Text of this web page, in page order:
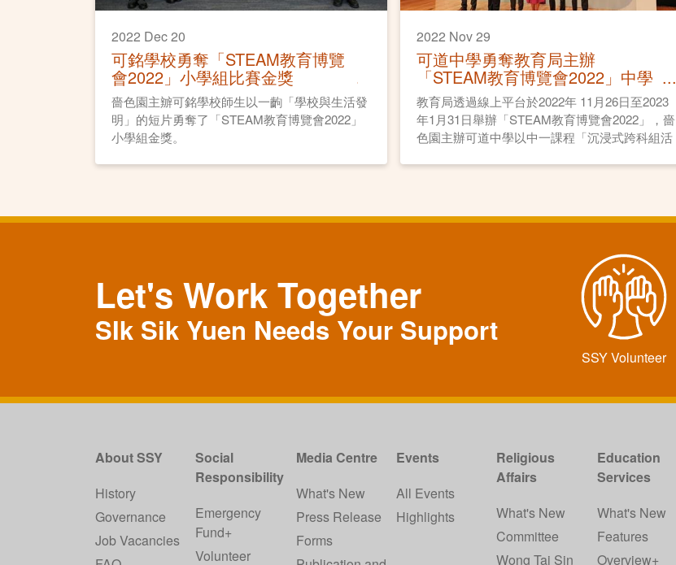
2022 Dec 20
可銘學校勇奪「STEAM教育博覽
會2022」小學組比賽金獎
嗇色園主辧可銘學校師生以一齣「學校與生活發
明」的短片勇奪了「STEAM教育博覽會2022」
小學組金獎。
2022 Nov 29
可道中學勇奪教育局主辦
「STEAM教育博覽會2022」中學
組比賽金獎
教育局透過線上平台於2022年 11月26日至2023
年1月31日舉辦「STEAM教育博覽會2022」，嗇
色園主辦可道中學以中一課程「沉浸式跨科組活
Let's Work Together
SIk Sik Yuen Needs Your Support
SSY Volunteer
About SSY
History
Governance
Job Vacancies
Social
Responsibility
Emergency
Fund+
Volunteer
Media Centre
What's New
Press Release
Forms
Events
All Events
Highlights
Religious
Affairs
What's New
Committee
Wong Tai Sin
Education
Services
What's New
Features
Overview+